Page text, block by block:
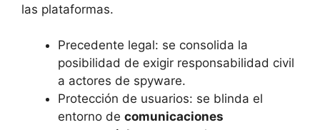
las plataformas.
Precedente legal: se consolida la
posibilidad de exigir responsabilidad civil
a actores de spyware.
Protección de usuarios: se blinda el
entorno de comunicaciones